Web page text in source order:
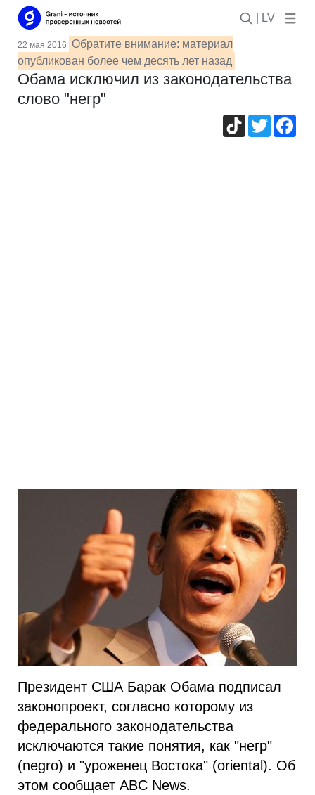
| LV
22 мая 2016 Обратите внимание: материал
опубликован более чем десять лет назад
Обама исключил из законодательства
слово "негр"
TikTokTwitter
Президент США Барак Обама подписал
законопроект, согласно которому из
федерального законодательства
исключаются такие понятия, как "негр"
(negro) и "уроженец Востока" (oriental). Об
этом сообщает ABC News.